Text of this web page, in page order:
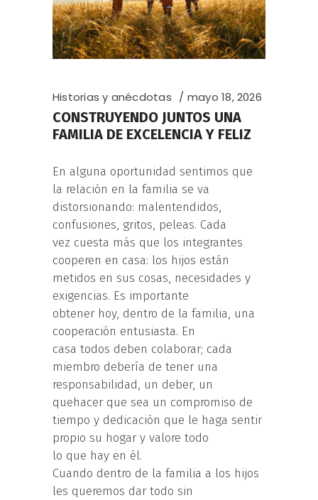
Historias y anécdotas mayo 18, 2026
CONSTRUYENDO JUNTOS UNA
FAMILIA DE EXCELENCIA Y FELIZ
En alguna oportunidad sentimos que
la relación en la familia se va
distorsionando: malentendidos,
confusiones, gritos, peleas. Cada
vez cuesta más que los integrantes
cooperen en casa: los hijos están
metidos en sus cosas, necesidades y
exigencias. Es importante
obtener hoy, dentro de la familia, una
cooperación entusiasta. En
casa todos deben colaborar; cada
miembro debería de tener una
responsabilidad, un deber, un
quehacer que sea un compromiso de
tiempo y dedicación que le haga sentir
propio su hogar y valore todo
lo que hay en él.
Cuando dentro de la familia a los hijos
les queremos dar todo sin